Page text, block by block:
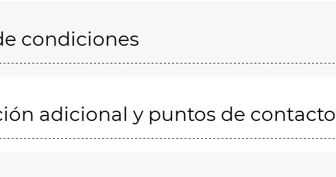
condiciones
adicional y puntos de contacto